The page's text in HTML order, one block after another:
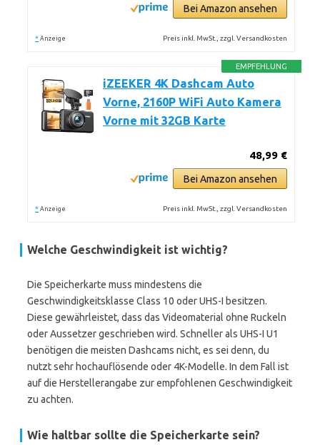
Bei Amazon ansehen
* Anzeige Preis inkl. MwSt., zzgl. Versandkosten
EMPFEHLUNG
iZEEKER 4K Dashcam Auto
Vorne, 2160P WiFi Auto Kamera
Vorne mit 32GB Karte
48,99 €
Bei Amazon ansehen
* Anzeige Preis inkl. MwSt., zzgl. Versandkosten
Welche Geschwindigkeit ist wichtig?
Die Speicherkarte muss mindestens die
Geschwindigkeitsklasse Class 10 oder UHS-I besitzen.
Diese gewährleistet, dass das Videomaterial ohne Ruckeln
oder Aussetzer geschrieben wird. Schneller als UHS-I U1
benötigen die meisten Dashcams nicht, es sei denn, du
nutzt sehr hochauflösende oder 4K-Modelle. In dem Fall ist
auf die Herstellerangabe zur empfohlenen Geschwindigkeit
zu achten.
Wie haltbar sollte die Speicherkarte sein?